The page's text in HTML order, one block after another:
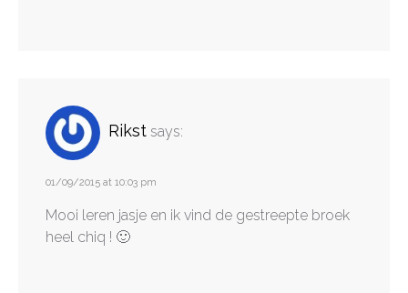
Rikst says:
01/09/2015 at 10:03 pm
Mooi leren jasje en ik vind de gestreepte broek
heel chiq ! 🙂